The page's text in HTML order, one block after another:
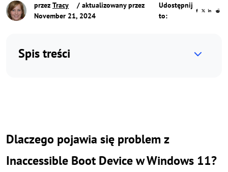
przez Tracy
/ aktualizowany przez
November 21, 2024
Udostępnij
to:
Spis treści
Dlaczego pojawia się problem z
Inaccessible Boot Device w Windows 11?